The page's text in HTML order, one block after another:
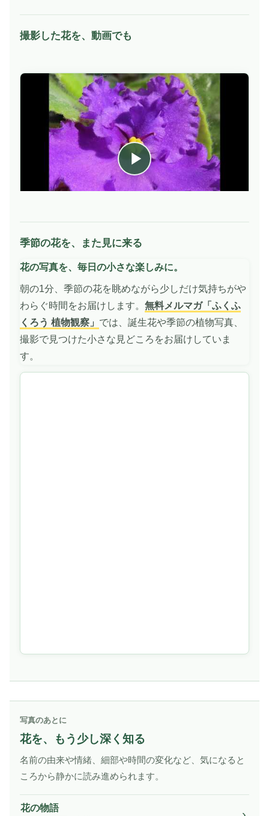
撮影した花を、動画でも
動
を
生
季節の花を、また見に来る
花の写真を、毎日の小さな楽しみに。
朝の1分、季節の花を眺めながら少しだけ気持ちがや
わらぐ時間をお届けします。 無料メルマガ「ふくふ
くろう 植物観察」 では、誕生花や季節の植物写真、
撮影で見つけた小さな見どころをお届けしていま
す。
写真のあとに
花を、もう少し深く知る
名前の由来や情緒、細部や時間の変化など、気になると
ころから静かに読み進められます。
花の物語